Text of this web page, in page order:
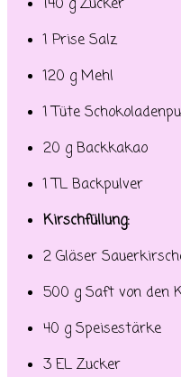
140 g Zucker
1 Prise Salz
120 g Mehl
1 Tüte
20 g Backkakao
1 TL Backpulver
Kirschfüllung:
2 Gläser
500 g Saft von den
40 g Speisestärke
3 EL Zucker